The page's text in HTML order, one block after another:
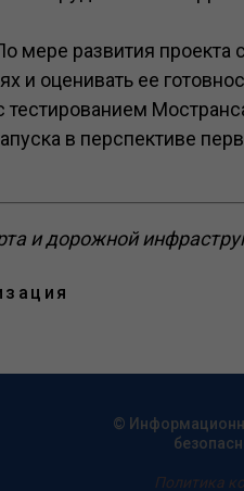
мере развития
и оценивать ее
в перспективе
и дорожной
©
Политика